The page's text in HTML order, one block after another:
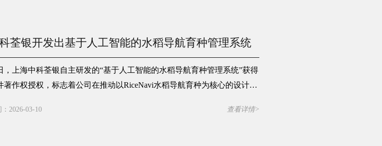
荃银开发出基于人工智能的水稻导航育种管理系统
，上海中科荃银自主研发的“基于人工智能的水稻导航育种管理系统”获得
著作权授权，标志着公司在推动以RiceNavi水稻导航育种为核心的设计育
：2026-03-10 查看详情>